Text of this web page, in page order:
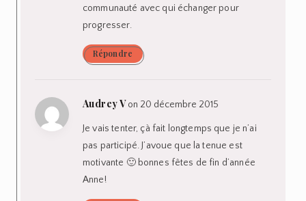
communauté avec qui échanger pour
progresser.
Répondre
Audrey V on 20 décembre 2015
Je vais tenter, çà fait longtemps que je n’ai
pas participé. J’avoue que la tenue est
motivante 🙂 bonnes fêtes de fin d’année
Anne!